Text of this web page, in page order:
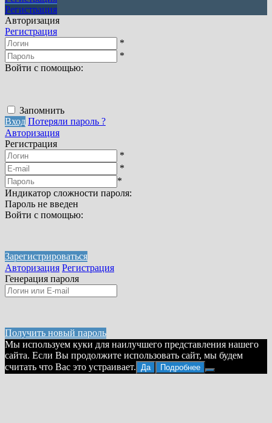
Регистрация
Авторизация
Регистрация
*
*
Войти с помощью:
Запомнить
Вход Потеряли пароль ?
Авторизация
Регистрация
*
*
*
Индикатор сложности пароля:
Пароль не введен
Войти с помощью:
Зарегистрироваться
Авторизация Регистрация
Генерация пароля
Получить новый пароль
Мы используем куки для наилучшего представления нашего
сайта. Если Вы продолжите использовать сайт, мы будем
считать что Вас это устраивает.
Да Подробнее